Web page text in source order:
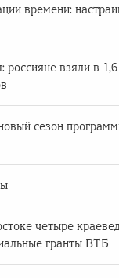
времени:
россияне взяли в
сезон
четыре
гранты ВТБ